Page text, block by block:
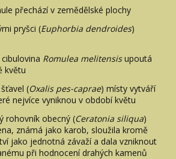
přechází v zemědělské plochy
pryšci (Euphorbia dendroides)
Romulea melitensisupoutá
květu
(Oxalis pes-caprae) místy vytváří
nejvíce vyniknou v období květu
rohovník obecný (Ceratonia siliqua)
známá jako karob, sloužila kromě
jako jednotná závaží a dala vzniknout
při hodnocení drahých kamenů